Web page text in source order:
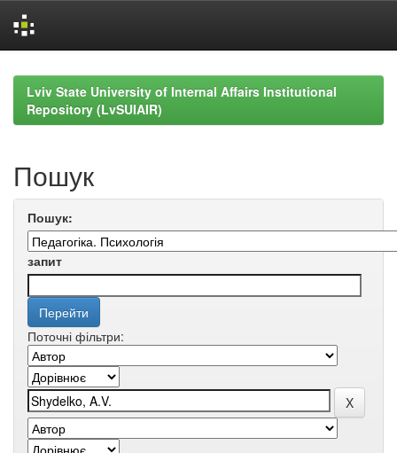
navigationLviv State University of Internal Affairs Institutional
Repository (LvSUIAIR)
Пошук
Пошук:
запит
Поточні фільтри: